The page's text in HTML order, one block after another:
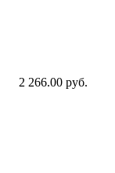
2 266.00 руб.